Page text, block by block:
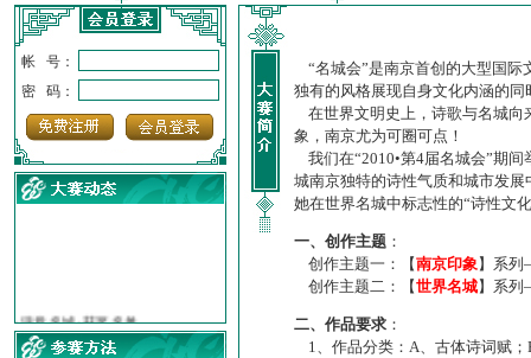
帐 号：
密 码：
·【诗意·名城】地铁展示作...
诗意名城·地铁时间
“名城会”是南京首创的大型国际
独有的风格展现自身文化内涵的
在世界文明史上，诗歌与名城向
象，南京尤为可圈可点！
我们在“2010•第4届名城会”期
城南京独特的诗性气质和城市发
她在世界名城中标志性的“诗性文
一、创作主题 ：
创作主题一：【南京印象】系
创作主题二：【世界名城】系
二、作品要求 ：
1、作品分类：A、古体诗词赋；